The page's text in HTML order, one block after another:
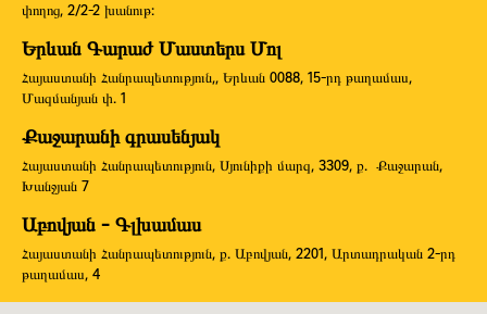
փողոց, 2/2-2 խանութ:
Երևան Գարաժ Մաստերս Մոլ
Հայաստանի Հանրապետություն,, Երևան 0088, 15-րդ թաղամաս,
Մազմանյան փ. 1
Քաջարանի գրասենյակ
Հայաստանի Հանրապետություն, Սյունիքի մարզ, 3309, ք. Քաջարան,
Խանջյան 7
Աբովյան - Գլխամաս
Հայաստանի Հանրապետություն, ք. Աբովյան, 2201, Արտադրական 2-րդ
թաղամաս, 4